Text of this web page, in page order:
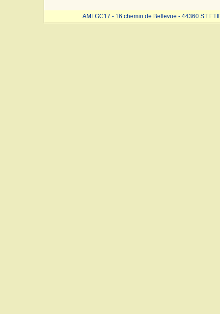
AMLGC17 - 16 chemin de Bellevue - 44360 ST